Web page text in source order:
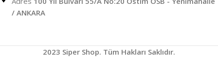
/ ANKARA
2023 Siper Shop. Tüm Hakları Saklıdır.